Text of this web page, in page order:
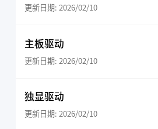
更新日期: 2026/02/10
主板驱动
更新日期: 2026/02/10
独显驱动
更新日期: 2026/02/10